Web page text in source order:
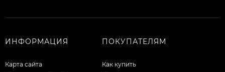
ИНФОРМАЦИЯ
Карта сайта
ПОКУПАТЕЛЯМ
Как купить